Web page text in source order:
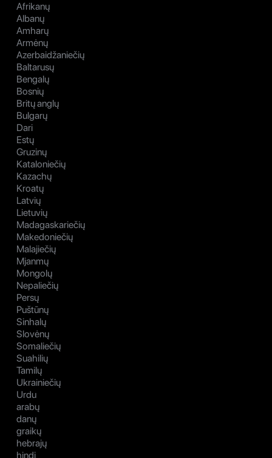
Afrikanų
Albanų
Amharų
Armėnų
Azerbaidžaniečių
Baltarusų
Bengalų
Bosnių
Britų anglų
Bulgarų
Dari
Estų
Gruzinų
Kataloniečių
Kazachų
Kroatų
Latvių
Lietuvių
Madagaskariečių
Makedoniečių
Malajiečių
Mjanmų
Mongolų
Nepaliečių
Persų
Puštūnų
Sinhalų
Slovėnų
Somaliečių
Suahilių
Tamilų
Ukrainiečių
Urdu
arabų
danų
graikų
hebrajų
hindi